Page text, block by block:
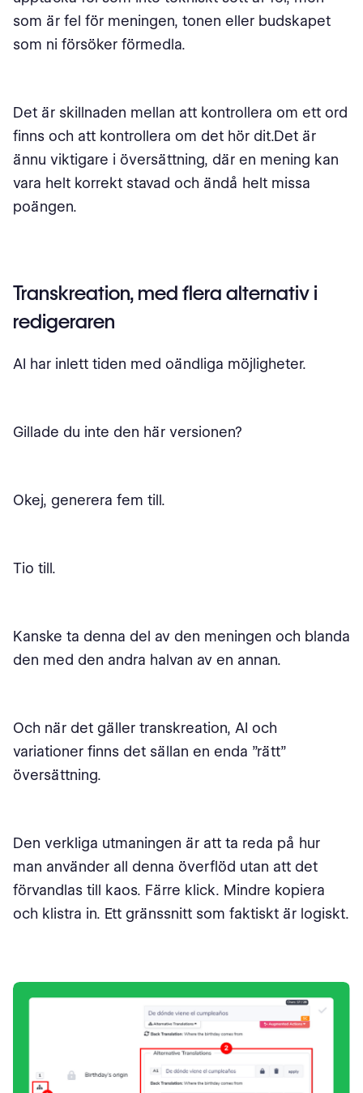
som är fel för meningen, tonen eller budskapet
som ni försöker förmedla.
Det är skillnaden mellan att kontrollera om ett ord
finns och att kontrollera om det hör dit.Det är
ännu viktigare i översättning, där en mening kan
vara helt korrekt stavad och ändå helt missa
poängen.
Transkreation, med flera alternativ i
redigeraren
AI har inlett tiden med oändliga möjligheter.
Gillade du inte den här versionen?
Okej, generera fem till.
Tio till.
Kanske ta denna del av den meningen och blanda
den med den andra halvan av en annan.
Och när det gäller transkreation, AI och
variationer finns det sällan en enda ”rätt”
översättning.
Den verkliga utmaningen är att ta reda på hur
man använder all denna överflöd utan att det
förvandlas till kaos. Färre klick. Mindre kopiera
och klistra in. Ett gränssnitt som faktiskt är logiskt.